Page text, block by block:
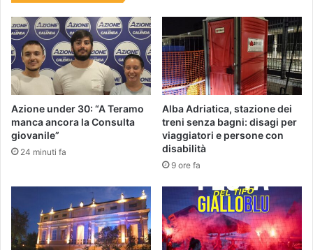
Azione under 30: “A Teramo
manca ancora la Consulta
giovanile”
24 minuti fa
Alba Adriatica, stazione dei
treni senza bagni: disagi per
viaggiatori e persone con
disabilità
9 ore fa